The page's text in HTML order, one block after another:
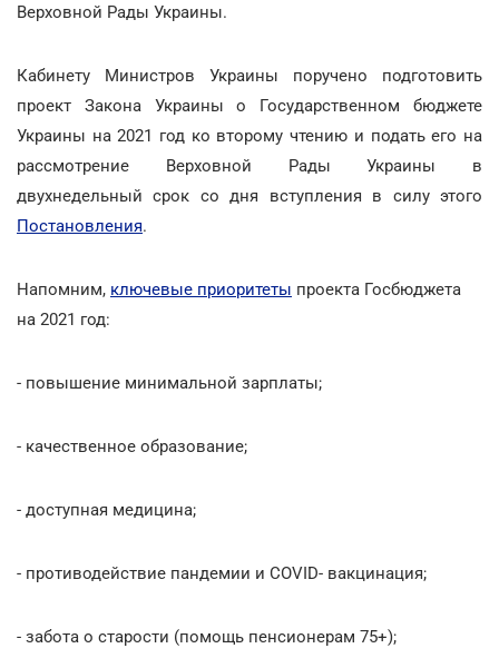
Верховной Рады Украины.
Кабинету Министров Украины поручено подготовить
проект Закона Украины о Государственном бюджете
Украины на 2021 год ко второму чтению и подать его на
рассмотрение Верховной Рады Украины в
двухнедельный срок со дня вступления в силу этого
Постановления.
Напомним, ключевые приоритеты проекта Госбюджета
на 2021 год:
- повышение минимальной зарплаты;
- качественное образование;
- доступная медицина;
- противодействие пандемии и COVID- вакцинация;
- забота о старости (помощь пенсионерам 75+);